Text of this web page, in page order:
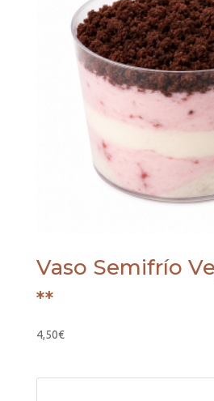
Vaso Semifrío
**
4,50€